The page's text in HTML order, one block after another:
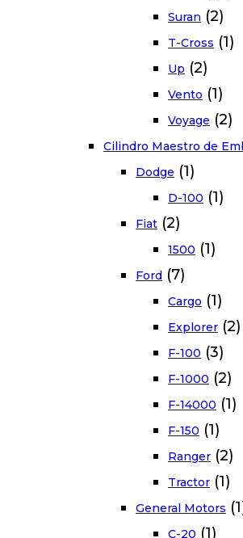
Suran (2)
T-Cross (1)
Up (2)
Vento (1)
Voyage (2)
Cilindro Maestro de
Dodge (1)
D-100 (1)
Fiat (2)
1500 (1)
Ford (7)
Cargo (1)
Explorer (2)
F-100 (3)
F-1000 (2)
F-14000 (1)
F-150 (1)
Ranger (2)
Tractor (1)
General Motors
C-20 (1)